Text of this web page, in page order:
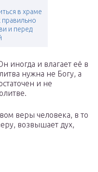
в храме
правильно
и перед
иногда и влагает её в
нужна не Богу, а
и не
веры человека, в то
возвышает дух,